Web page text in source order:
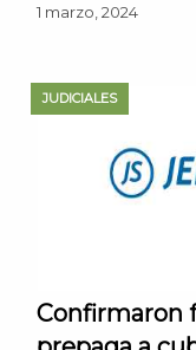
1 marzo, 2024
JUDICIALES
Confirmaron